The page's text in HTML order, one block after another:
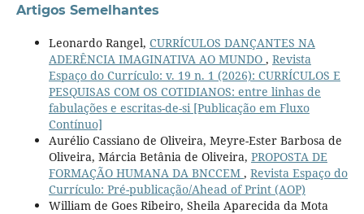
Artigos Semelhantes
Leonardo Rangel, CURRÍCULOS DANÇANTES NA
ADERÊNCIA IMAGINATIVA AO MUNDO , Revista
Espaço do Currículo: v. 19 n. 1 (2026): CURRÍCULOS E
PESQUISAS COM OS COTIDIANOS: entre linhas de
fabulações e escritas-de-si [Publicação em Fluxo
Contínuo]
Aurélio Cassiano de Oliveira, Meyre-Ester Barbosa de
Oliveira, Márcia Betânia de Oliveira, PROPOSTA DE
FORMAÇÃO HUMANA DA BNCCEM , Revista Espaço do
Currículo: Pré-publicação/Ahead of Print (AOP)
William de Goes Ribeiro, Sheila Aparecida da Mota